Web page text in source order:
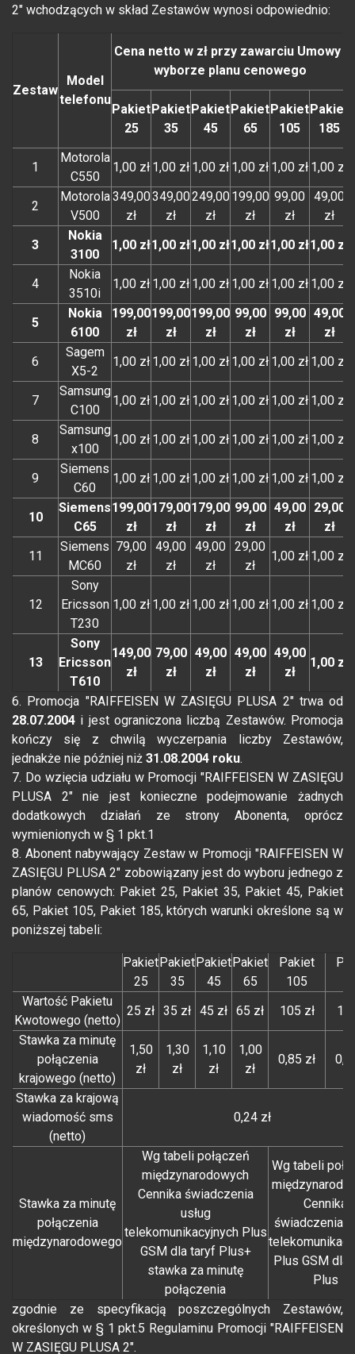
2" wchodzących w skład Zestawów wynosi odpowiednio:
Zestaw
Model
telefonu
Cena netto w zł przy zawarciu Umowy i
wyborze planu cenowego
Pakiet
25
Pakiet
35
Pakiet
45
Pakiet
65
Pakiet
105
Pakiet
185
1
Motorola
C550
1,00 zł 1,00 zł 1,00 zł 1,00 zł 1,00 zł 1,00 zł
2
Motorola
V500
349,00
zł
349,00
zł
249,00
zł
199,00
zł
99,00
zł
49,00
zł
3
Nokia
3100
1,00 zł1,00 zł1,00 zł1,00 zł1,00 zł1,00 zł
4
Nokia
3510i
1,00 zł 1,00 zł 1,00 zł 1,00 zł 1,00 zł 1,00 zł
5
Nokia
6100
199,00
zł
199,00
zł
199,00
zł
99,00
zł
99,00
zł
49,00
zł
6
Sagem
X5-2
1,00 zł 1,00 zł 1,00 zł 1,00 zł 1,00 zł 1,00 zł
7
Samsung
C100
1,00 zł 1,00 zł 1,00 zł 1,00 zł 1,00 zł 1,00 zł
8
Samsung
x100
1,00 zł 1,00 zł 1,00 zł 1,00 zł 1,00 zł 1,00 zł
9
Siemens
C60
1,00 zł 1,00 zł 1,00 zł 1,00 zł 1,00 zł 1,00 zł
10
Siemens
C65
199,00
zł
179,00
zł
179,00
zł
99,00
zł
49,00
zł
29,00
zł
11
Siemens
MC60
79,00
zł
49,00
zł
49,00
zł
29,00
zł
1,00 zł 1,00 zł
12
Sony
Ericsson
T230
1,00 zł 1,00 zł 1,00 zł 1,00 zł 1,00 zł 1,00 zł
13
Sony
Ericsson
T610
149,00
zł
79,00
zł
49,00
zł
49,00
zł
49,00
zł
1,00 zł
6. Promocja "RAIFFEISEN W ZASIĘGU PLUSA 2" trwa od
28.07.2004 i jest ograniczona liczbą Zestawów. Promocja
kończy się z chwilą wyczerpania liczby Zestawów,
jednakże nie później niż 31.08.2004 roku.
7. Do wzięcia udziału w Promocji "RAIFFEISEN W ZASIĘGU
PLUSA 2" nie jest konieczne podejmowanie żadnych
dodatkowych działań ze strony Abonenta, oprócz
wymienionych w § 1 pkt.1
8. Abonent nabywający Zestaw w Promocji "RAIFFEISEN W
ZASIĘGU PLUSA 2" zobowiązany jest do wyboru jednego z
planów cenowych: Pakiet 25, Pakiet 35, Pakiet 45, Pakiet
65, Pakiet 105, Pakiet 185, których warunki określone są w
poniższej tabeli:
Pakiet
25
Pakiet
35
Pakiet
45
Pakiet
65
Pakiet
105
Wartość Pakietu
Kwotowego (netto)
25 zł 35 zł 45 zł 65 zł 105 zł
Stawka za minutę
połączenia
krajowego (netto)
1,50
zł
1,30
zł
1,10
zł
1,00
zł
0,85 zł
Stawka za krajową
wiadomość sms
(netto)
0,24 zł
Stawka za minutę
połączenia
międzynarodowego
Wg tabeli połączeń
międzynarodowych
Cennika świadczenia
usług
telekomunikacyjnych Plus
GSM dla taryf Plus+
stawka za minutę
połączenia
Wg tabeli
Cennika
świadczenia
Plus GSM dla
Plus
zgodnie ze specyfikacją poszczególnych Zestawów,
określonych w § 1 pkt.5 Regulaminu Promocji "RAIFFEISEN
W ZASIĘGU PLUSA 2".